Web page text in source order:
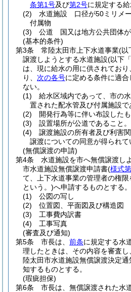
条第1号及び第2号に規定する
(2)
水道施設 口径が50ミリメ
付属物
(3)
公道 国又は地方公共団体
(基本的条件)
第3条
常陸太田市上下水道事業(以
譲渡しようとする水道施設(以下
は、現に給水の用に供されてお
り、 次の各号に定める条件に適
ない。
(1)
給水区域内であって、市の
置された配水管及び付属施設で
(2)
開発行為等に伴い布設したも
(3)
設置場所が公道であること。
(4)
譲渡施設の所有者及び利害
譲渡についての同意が得られて
(無償譲渡の申請)
第4条
水道施設を市へ無償譲渡し
市水道施設無償譲渡申請書(様式
て、上下水道事業の管理者の権限
という。)へ申請するものとする。
(1)
公図の写し
(2)
位置図、平面図及び構造図
(3)
工事費内訳書
(4)
工事写真
(審査及び通知)
第5条
市長は、 前条に規定する水
理したときは、その内容を審査
陸太田市水道施設無償譲渡決定通
知するものとする。
(瑕疵担保)
第6条
市長は、無償譲渡された水